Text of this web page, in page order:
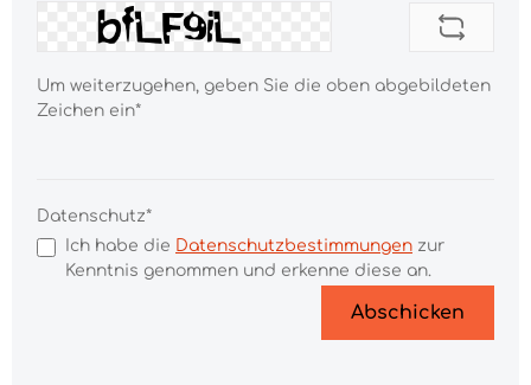
Um weiterzugehen, geben Sie die oben abgebildeten
Zeichen ein*
Datenschutz*
Ich habe die Datenschutzbestimmungen zur
Kenntnis genommen und erkenne diese an.
Abschicken